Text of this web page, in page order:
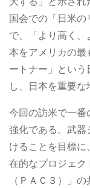
国会での「日米
で、「より高く
本をアメリカの
ートナー」とい
し、日本を重要な
今回の訪米で一
強化である。武
けることを目標
在的なプロジェク
（ＰＡＣ３）」